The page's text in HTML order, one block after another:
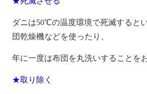
ダニは50℃の温度環境で死滅すると
団乾燥機などを使ったり、
年に一度は布団を丸洗いすることを
★取り除く